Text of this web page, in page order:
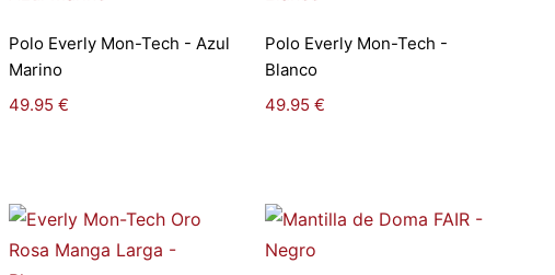
Polo Everly Mon-Tech - Azul
Marino
49.95 €
Polo Everly Mon-Tech -
Blanco
49.95€